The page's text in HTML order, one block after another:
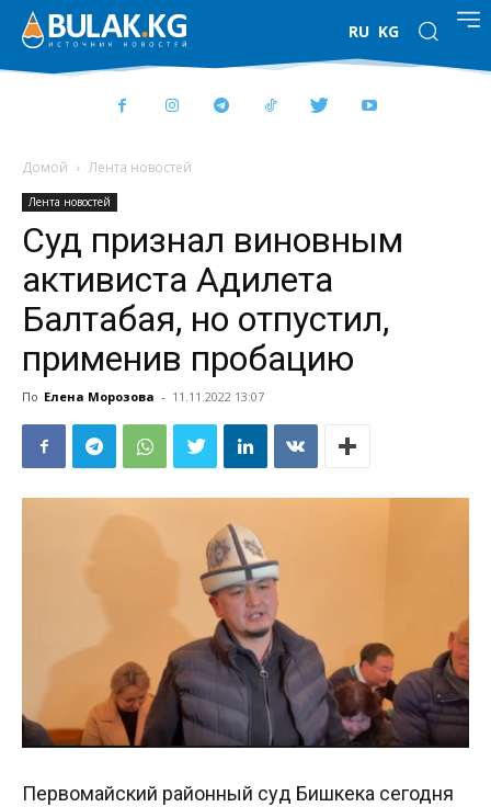
RU KG
Домой Лента новостей
Лента новостей
Суд признал виновным
активиста Адилета
Балтабая, но отпустил,
применив пробацию
По Елена Морозова - 11.11.2022 13:07
Первомайский районный суд Бишкека сегодня